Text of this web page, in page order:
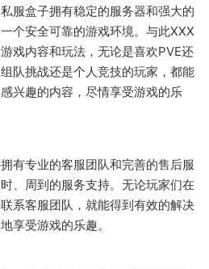
服盒子拥有稳定的服务器和强大的
个安全可靠的游戏环境。与此XXX
戏内容和玩法，无论是喜欢PVE还
队挑战还是个人竞技的玩家，都能
兴趣的内容，尽情享受游戏的乐
有专业的客服团队和完善的售后服
、周到的服务支持。无论玩家们在
系客服团队，就能得到有效的解决
享受游戏的乐趣。